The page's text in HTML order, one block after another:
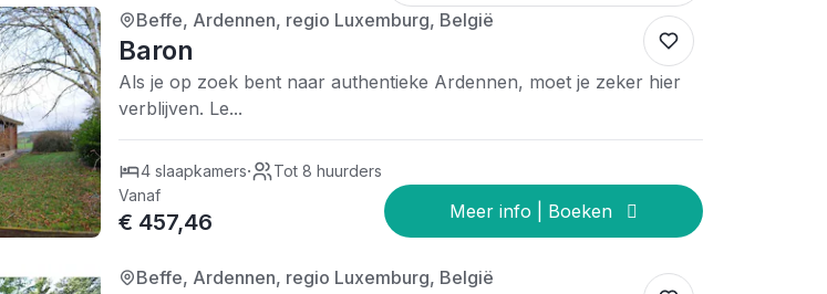
Beffe, Ardennen, regio Luxemburg, België
Baron
Als je op zoek bent naar authentieke Ardennen, moet je zeker hier
verblijven. Le...
4 slaapkamers·
Tot 8 huurders
Vanaf
€ 457,46
Beffe, Ardennen, regio Luxemburg, België